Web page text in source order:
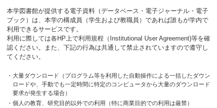
本学図書館が提供する電子資料（データベース・電子ジャーナル・電子
ブック）は、本学の構成員（学生および教職員）であれば誰もが学内で
利用できるサービスです。
利用に際しては各HP上で利用規程（Institutional User Agreement)等を確
認ください。また、下記の行為は共通して禁止されていますので遵守し
てください。
大量ダウンロード（プログラム等を利用した自動操作による一括したダウン
ロードや、手動でも一定時間に特定のコンピュータから大量のダウンロード
要求が発生する場合）
個人の教育、研究目的以外での利用（特に商業目的での利用は厳禁）